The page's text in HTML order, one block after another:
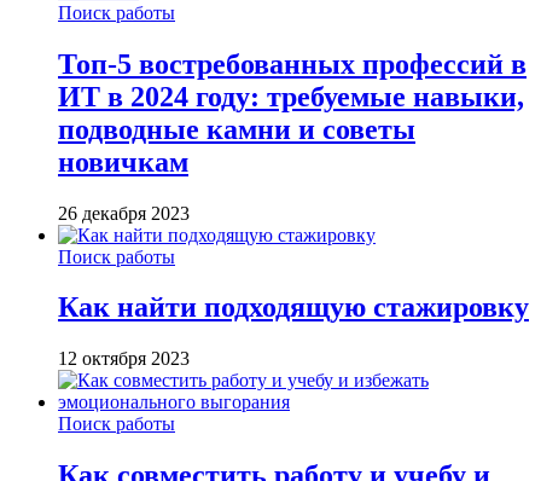
Поиск работы
Топ-5 востребованных профессий в
ИТ в 2024 году: требуемые навыки,
подводные камни и советы
новичкам
26 декабря 2023
Поиск работы
Как найти подходящую стажировку
12 октября 2023
Поиск работы